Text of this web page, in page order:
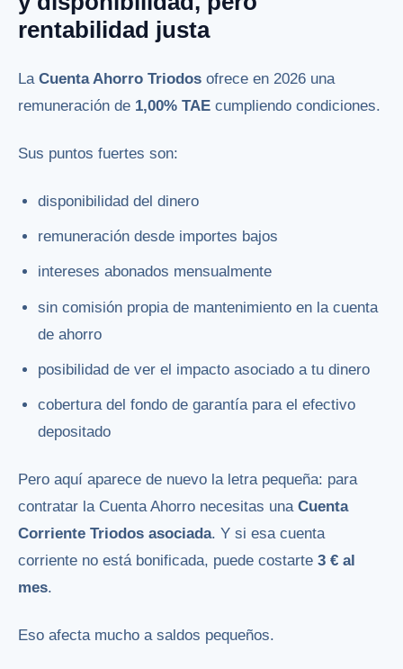
rentabilidad justa
La Cuenta Ahorro Triodos ofrece en 2026 una
remuneración de 1,00% TAE cumpliendo condiciones.
Sus puntos fuertes son:
disponibilidad del dinero
remuneración desde importes bajos
intereses abonados mensualmente
sin comisión propia de mantenimiento en la cuenta
de ahorro
posibilidad de ver el impacto asociado a tu dinero
cobertura del fondo de garantía para el efectivo
depositado
Pero aquí aparece de nuevo la letra pequeña: para
contratar la Cuenta Ahorro necesitas una Cuenta
Corriente Triodos asociada. Y si esa cuenta
corriente no está bonificada, puede costarte 3 € al
mes.
Eso afecta mucho a saldos pequeños.